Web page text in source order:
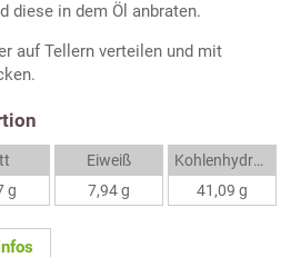
diese in dem Öl anbraten.
auf Tellern verteilen und mit
g
Eiweiß
7,94 g
Kohlenhydrate
41,09 g